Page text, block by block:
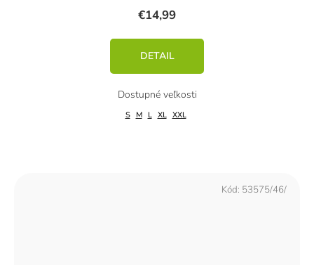
€14,99
DETAIL
S M L XL XXL
Kód: 53575/46/